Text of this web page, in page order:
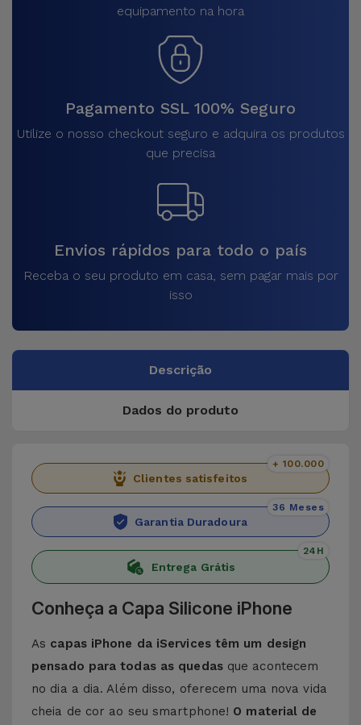
equipamento na hora
Pagamento SSL 100% Seguro
Utilize o nosso checkout seguro e adquira os produtos
que precisa
Envios rápidos para todo o país
Receba o seu produto em casa, sem pagar mais por
isso
Descrição
Dados do produto
Clientes satisfeitos
+ 100.000
Garantia Duradoura
36 Meses
Entrega Grátis
24H
Conheça a Capa Silicone iPhone
As capas iPhone da iServices têm um design
pensado para todas as quedasque acontecem
no dia a dia. Além disso, oferecem uma nova vida
cheia de cor ao seu smartphone! O material de